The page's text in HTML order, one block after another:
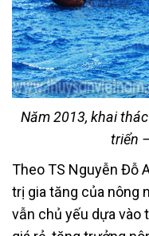
Năm 2013, khai
triển
Theo TS Nguyễn Đỗ
trị gia tăng của nông
vẫn chủ yếu dựa vào